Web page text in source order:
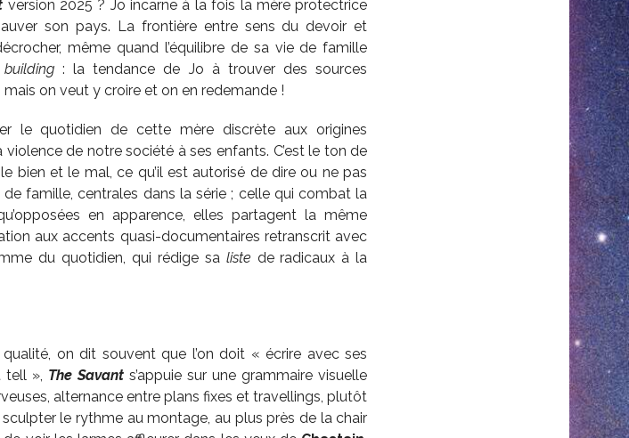
version 2025 ? Jo incarne à la fois la mère protectrice
son pays. La frontière entre sens du devoir et
même quand l’équilibre de sa vie de famille
: la tendance de Jo à trouver des sources
on veut y croire et on en redemande !
le quotidien de cette mère discrète aux origines
de notre société à ses enfants. C’est le ton de
bien et le mal, ce qu’il est autorisé de dire ou ne pas
famille, centrales dans la série ; celle qui combat la
en apparence, elles partagent la même
aux accents quasi-documentaires retranscrit avec
du quotidien, qui rédige sa liste de radicaux à la
on dit souvent que l’on doit « écrire avec ses
tell », The Savants’appuie sur une grammaire visuelle
alternance entre plans fixes et travellings, plutôt
sculpter le rythme au montage, au plus près de la chair